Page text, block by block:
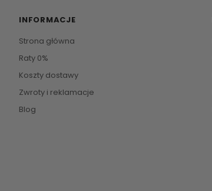
INFORMACJE
Strona główna
Raty 0%
Koszty dostawy
Zwroty i reklamacje
Blog